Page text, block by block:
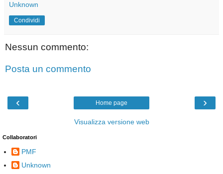
Unknown
Condividi
Nessun commento:
Posta un commento
‹ ›
Home page
Visualizza versione web
Collaboratori
PMF
Unknown